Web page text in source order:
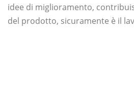
idee di miglioramento,
del prodotto, sicuramente è il